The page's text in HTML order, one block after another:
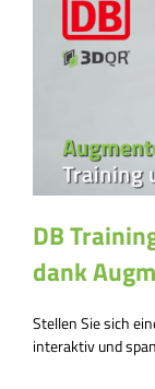
DB
dank
Stellen Sie sich
interaktiv und